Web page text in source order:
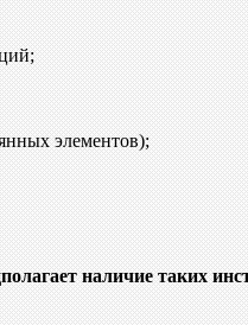
элементов);
наличие таких